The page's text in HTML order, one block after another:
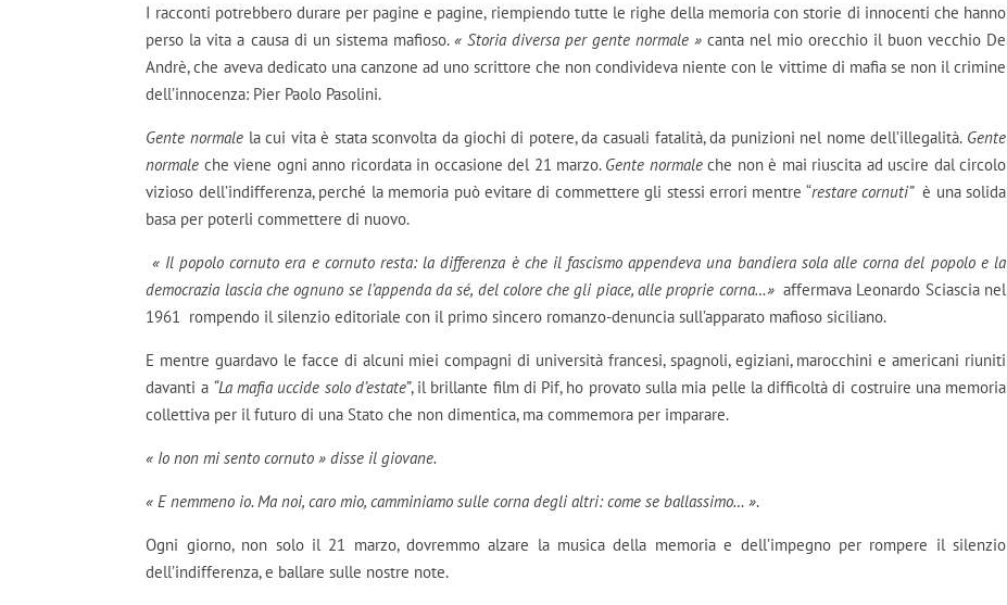
I racconti potrebbero durare per pagine e pagine, riempiendo tutte le righe della memoria con storie di innocenti che hanno
perso la vita a causa di un sistema mafioso. « Storia diversa per gente normale »canta nel mio orecchio il buon vecchio De
Andrè, che aveva dedicato una canzone ad uno scrittore che non condivideva niente con le vittime di mafia se non il crimine
dell’innocenza: Pier Paolo Pasolini.
Gente normale la cui vita è stata sconvolta da giochi di potere, da casuali fatalità, da punizioni nel nome dell’illegalità. Gente
normale che viene ogni anno ricordata in occasione del 21 marzo. Gente normaleche non è mai riuscita ad uscire dal circolo
vizioso dell’indifferenza, perché la memoria può evitare di commettere gli stessi errori mentre “restare cornuti” è una solida
basa per poterli commettere di nuovo.
« Il popolo cornuto era e cornuto resta: la differenza è che il fascismo appendeva una bandiera sola alle corna del popolo e la
democrazia lascia che ognuno se l’appenda da sé, del colore che gli piace, alle proprie corna…» affermava Leonardo Sciascia nel
1961 rompendo il silenzio editoriale con il primo sincero romanzo-denuncia sull’apparato mafioso siciliano.
E mentre guardavo le facce di alcuni miei compagni di università francesi, spagnoli, egiziani, marocchini e americani riuniti
davanti a “La mafia uccide solo d’estate”, il brillante film di Pif, ho provato sulla mia pelle la difficoltà di costruire una memoria
collettiva per il futuro di una Stato che non dimentica, ma commemora per imparare.
« Io non mi sento cornuto » disse il giovane.
« E nemmeno io. Ma noi, caro mio, camminiamo sulle corna degli altri: come se ballassimo… ».
Ogni giorno, non solo il 21 marzo, dovremmo alzare la musica della memoria e dell’impegno per rompere il silenzio
dell’indifferenza, e ballare sulle nostre note.